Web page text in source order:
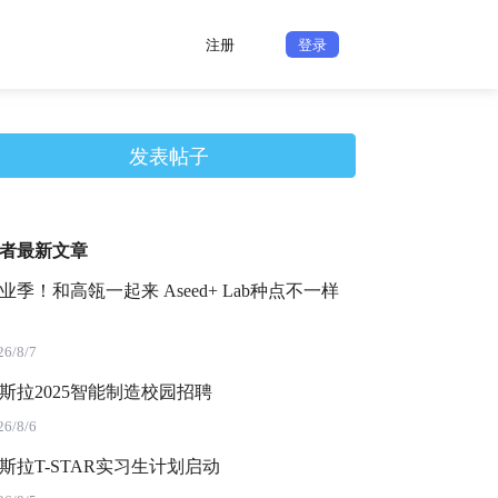
注册 登录
发表帖子
最新文章
季！和高瓴一起来 Aseed+ Lab种点不一样
8/7
拉2025智能制造校园招聘
8/6
拉T-STAR实习生计划启动